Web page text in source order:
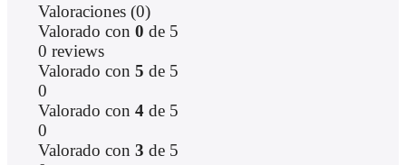
Valoraciones (0)
Valorado con 0 de 5
0 reviews
Valorado con 5 de 5
0
Valorado con 4de 5
0
Valorado con 3 de 5